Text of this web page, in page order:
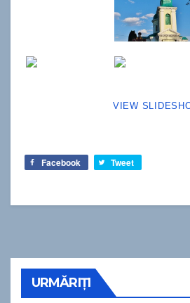
VIEW
Facebook Tweet
URMĂRIȚI